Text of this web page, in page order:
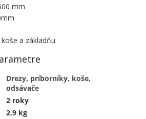
mm
a základňu
Drezy, príborníky, koše,
odsávače
2 roky
2.9 kg